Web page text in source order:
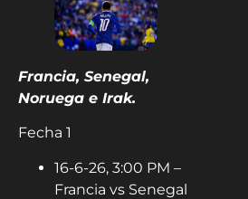
Francia, Senegal,
Noruega e Irak.
Fecha 1
16-6-26, 3:00 PM –
Francia vs Senegal